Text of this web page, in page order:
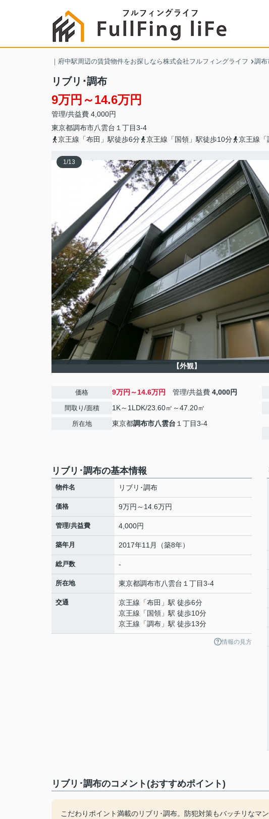
｜府中駅周辺の賃貸物件をお探しなら株式会社フルフィングライフ 調布
リブリ･調布
9万円～14.6万円
管理/共益費 4,000円
東京都調布市八雲台 １丁目3‐4
京王線「布田」駅徒歩6分
京王線「国領」駅徒歩10分 京王線「
1/13
【外観】
価格 9万円～14.6万円 管理/共益費 4,000円
間取り/面積 1K～1LDK/23.60㎡～47.20㎡
所在地 東京都調布市八雲台 １丁目3‐4
リブリ･調布の基本情報
物件名 リブリ･調布
価格 9万円～14.6万円
管理/共益費 4,000円
築年月 2017年11月（築8年）
総戸数 -
所在地 東京都調布市八雲台 １丁目3‐4
交通 京王線 「布田 」駅 徒歩6分
京王線 「 国領 」駅 徒歩10分
京王線 「調布 」駅 徒歩13分
情報の見方
リブリ･調布のコメント(おすすめポイント)
こだわりポイント満載のリブリ･調布。防犯対策もバッチリなマ